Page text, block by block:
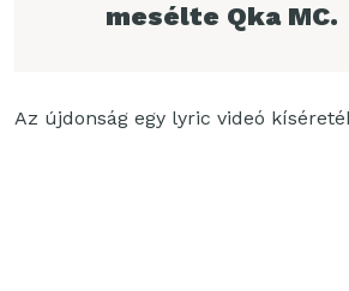
mesélte Qka MC.
Az újdonság egy lyric videó